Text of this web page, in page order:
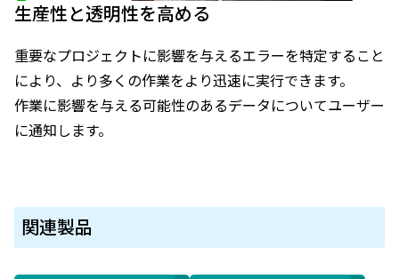
生産性と透明性を高める
重要なプロジェクトに影響を与えるエラーを特定すること
により、より多くの作業をより迅速に実行できます。
作業に影響を与える可能性のあるデータについてユーザー
に通知します。
関連製品